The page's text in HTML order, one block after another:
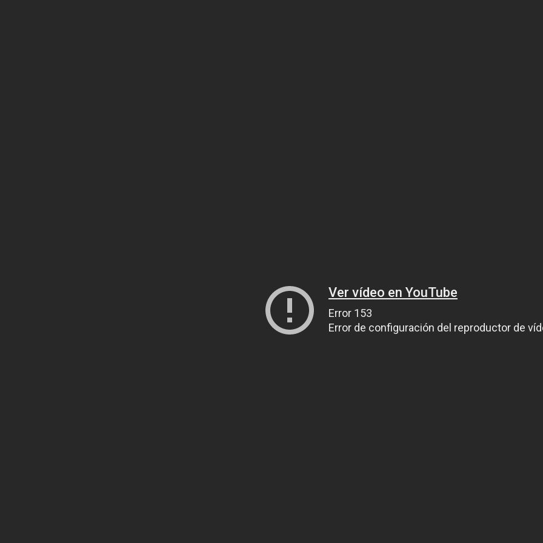
Ver vídeo en YouTube
Error 153
Error de configuración del reproductor de